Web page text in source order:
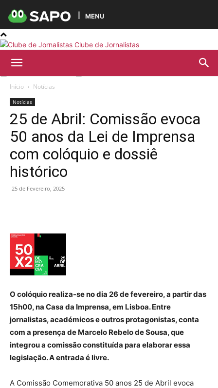
MENU
Clube de Jornalistas
Início Notícias
Notícias
25 de Abril: Comissão evoca
50 anos da Lei de Imprensa
com colóquio e dossiê
histórico
25 de Fevereiro, 2025
O colóquio realiza-se no dia 26 de fevereiro, a partir das
15h00, na Casa da Imprensa, em Lisboa. Entre
jornalistas, académicos e outros protagonistas, conta
com a presença de Marcelo Rebelo de Sousa, que
integrou a comissão constituída para elaborar essa
legislação. A entrada é livre.
A Comissão Comemorativa 50 anos 25 de Abril evoca